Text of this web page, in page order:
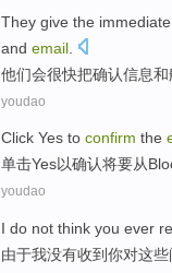
They give the immediate
and email
他们会很快把确认信息和
youdao
Click Yes to confirm the
单击Yes以确认将要从
youdao
I do not think you ever
由于我没有收到你对这些